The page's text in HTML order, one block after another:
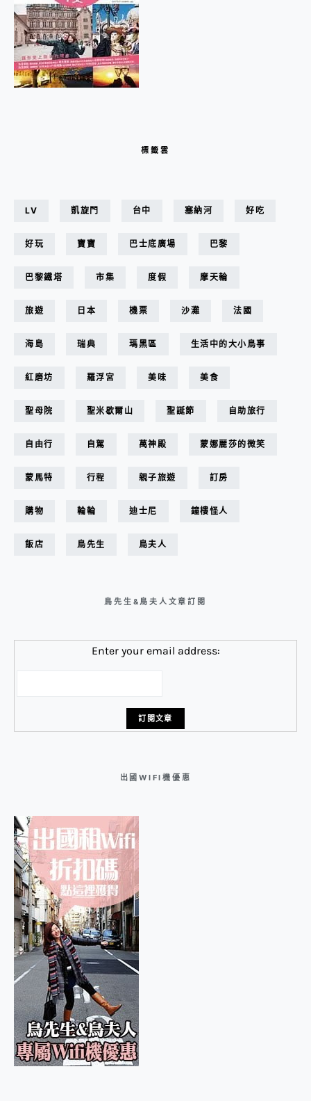
標籤雲
LV 凱旋門 台中 塞納河 好吃
好玩 寶寶 巴士底廣場 巴黎
巴黎鐵塔 市集 度假 摩天輪
旅遊 日本 機票 沙灘 法國
海島 瑞典 瑪黑區 生活中的大小鳥事
紅磨坊 羅浮宮 美味 美食
聖母院 聖米歇爾山 聖誕節 自助旅行
自由行 自駕 萬神殿 蒙娜麗莎的微笑
蒙馬特 行程 親子旅遊 訂房
購物 輪輪 迪士尼 鐘樓怪人
飯店 鳥先生 鳥夫人
鳥先生&鳥夫人文章訂閱
Enter your email address:
出國WIFI機優惠